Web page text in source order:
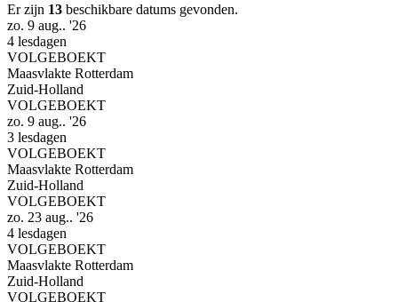
Er zijn 13 beschikbare datums gevonden.
zo. 9 aug.. '26
4 lesdagen
VOLGEBOEKT
Maasvlakte Rotterdam
Zuid-Holland
VOLGEBOEKT
zo. 9 aug.. '26
3 lesdagen
VOLGEBOEKT
Maasvlakte Rotterdam
Zuid-Holland
VOLGEBOEKT
zo. 23 aug.. '26
4 lesdagen
VOLGEBOEKT
Maasvlakte Rotterdam
Zuid-Holland
VOLGEBOEKT